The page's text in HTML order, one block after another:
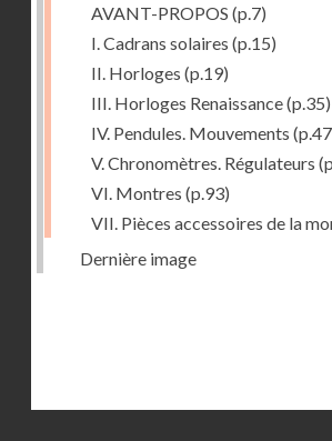
AVANT-PROPOS (p.7)
I. Cadrans solaires (p.15)
II. Horloges (p.19)
III. Horloges Renaissance(p.35)
IV. Pendules. Mouvements
V. Chronomètres. Régulateurs
VI. Montres (p.93)
VII. Pièces accessoires de la
Dernière image